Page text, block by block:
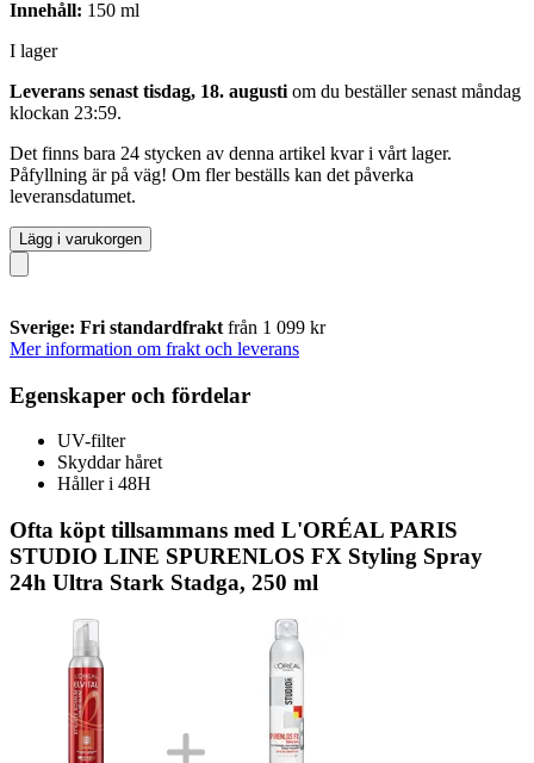
Innehåll: 150 ml
I lager
Leverans senast tisdag, 18. augusti om du beställer senast måndag
klockan 23:59.
Det finns bara 24 stycken av denna artikel kvar i vårt lager.
Påfyllning är på väg! Om fler beställs kan det påverka
leveransdatumet.
Lägg i varukorgen
Sverige: Fri standardfrakt från 1 099 kr
Mer information om frakt och leverans
Egenskaper och fördelar
UV-filter
Skyddar håret
Håller i 48H
Ofta köpt tillsammans med L'ORÉAL PARIS
STUDIO LINE SPURENLOS FX Styling Spray
24h Ultra Stark Stadga, 250 ml